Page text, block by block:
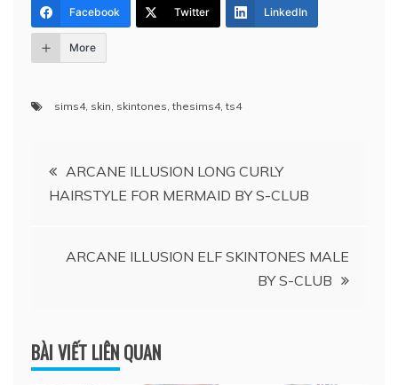
Facebook Twitter LinkedIn
More
sims4, skin skintones ,thesims4,ts4
Điều
hướng
ARCANE ILLUSION LONG CURLY
HAIRSTYLE FOR MERMAID BY S-CLUB
ARCANE ILLUSION ELF SKINTONES MALE
BY S-CLUB
BÀI VIẾT LIÊN QUAN